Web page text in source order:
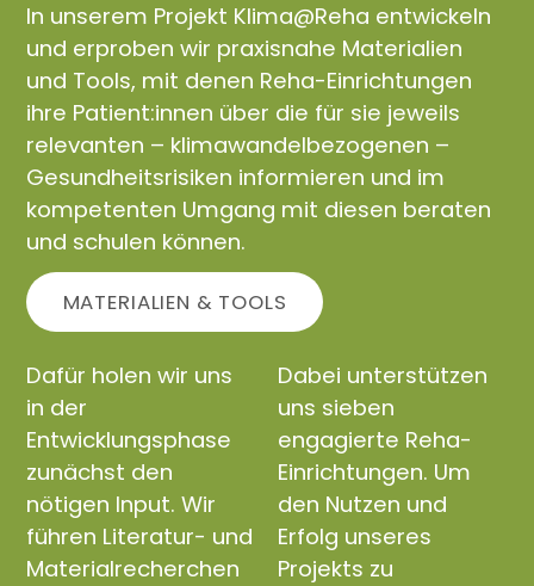
In unserem Projekt Klima@Reha entwickeln
und erproben wir praxisnahe Materialien
und Tools, mit denen Reha-Einrichtungen
ihre Patient:innen über die für sie jeweils
relevanten – klimawandelbezogenen –
Gesundheitsrisiken informieren und im
kompetenten Umgang mit diesen beraten
und schulen können.
MATERIALIEN & TOOLS
Dafür holen wir uns
in der
Entwicklungsphase
zunächst den
nötigen Input. Wir
führen Literatur- und
Materialrecherchen
Dabei unterstützen
uns sieben
engagierte Reha-
Einrichtungen. Um
den Nutzen und
Erfolg unseres
Projekts zu